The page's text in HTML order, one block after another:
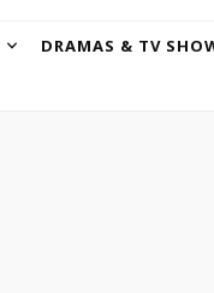
DRAMAS & TV